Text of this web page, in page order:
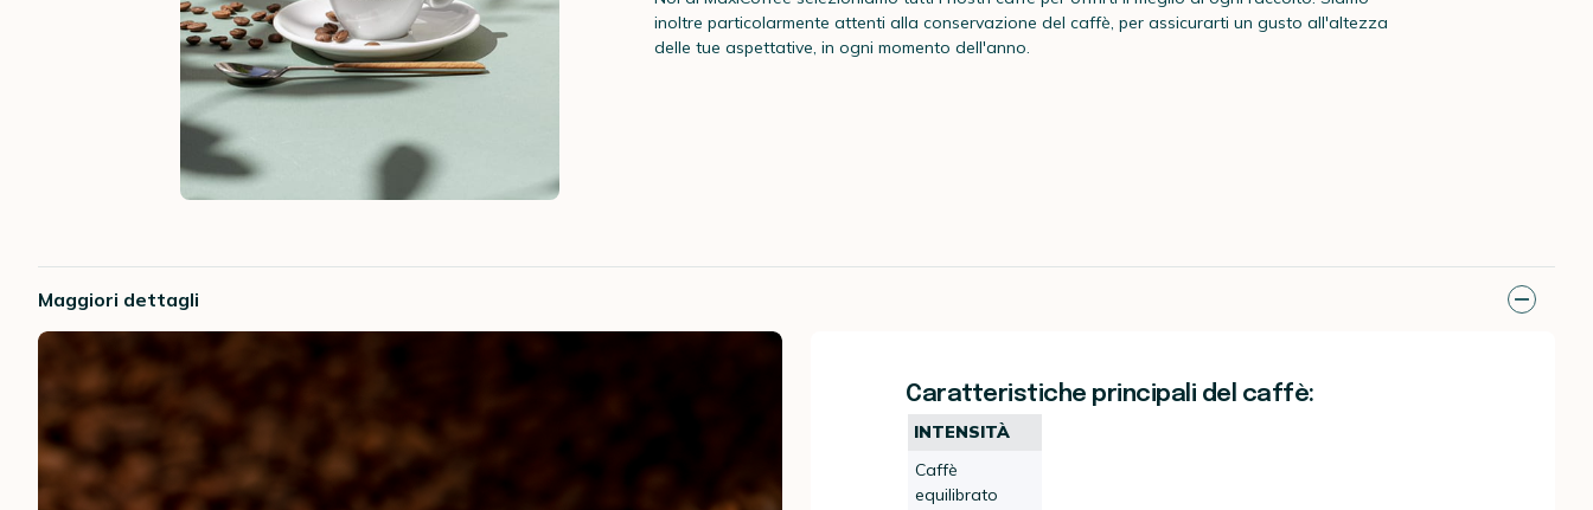
inoltre particolarmente attenti alla conservazione del caffè, per assicurarti un gusto all'altezza
delle tue aspettative, in ogni momento dell'anno.
Maggiori dettagli
Caratteristiche principali del caffè:
INTENSITÀ
Caffè
equilibrato